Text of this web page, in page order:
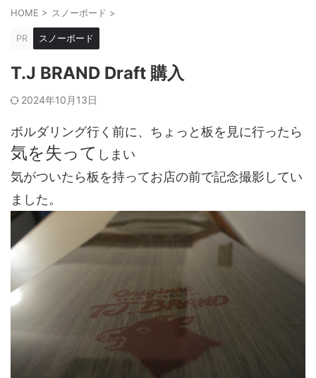
HOME > スノーボード >
PR スノーボード
T.J BRAND Draft 購入
2024年10月13日
ボルダリング行く前に、ちょっと板を見に行ったら
気を失って しまい
気がついたら板を持ってお店の前で記念撮影してい
ました。